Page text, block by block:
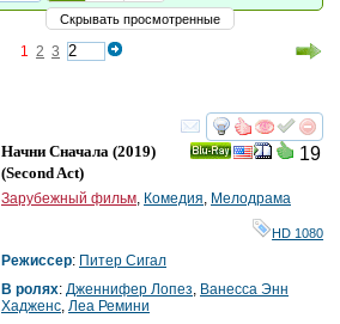
Скрывать просмотренные
1 2 3
смотреть
19
Начни Сначала (2019)
(Second Act)
Зарубежный фильм Комедия Мелодрама
HD 1080
Режиссер: Питер Сигал
В ролях: Дженнифер Лопез Ванесса Энн
Хадженс Леа Ремини